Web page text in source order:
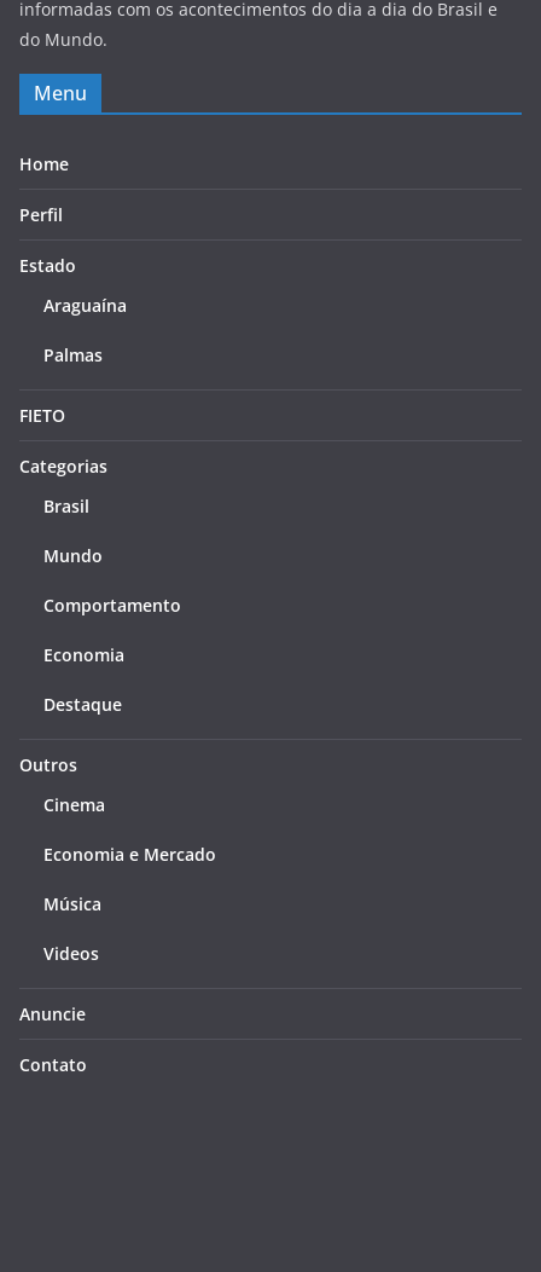
informadas com os acontecimentos do dia a dia do Brasil e
do Mundo.
Menu
Home
Perfil
Estado
Araguaína
Palmas
FIETO
Categorias
Brasil
Mundo
Comportamento
Economia
Destaque
Outros
Cinema
Economia e Mercado
Música
Videos
Anuncie
Contato